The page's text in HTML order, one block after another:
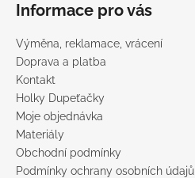
Informace pro vás
Výměna, reklamace, vrácení
Doprava a platba
Kontakt
Holky Dupeťačky
Moje objednávka
Materiály
Obchodní podmínky
Podmínky ochrany osobních údajů